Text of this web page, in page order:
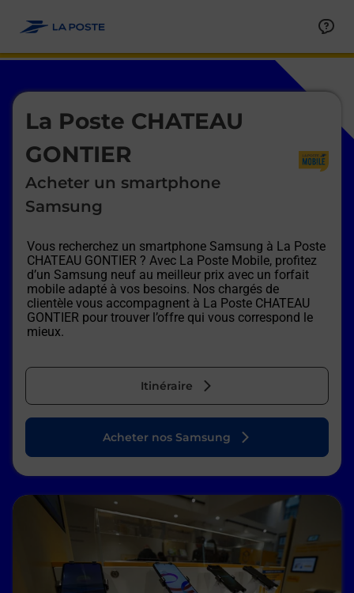
La Poste CHATEAU
GONTIER
Acheter un smartphone
Samsung
Vous recherchez un smartphone Samsung à La Poste
CHATEAU GONTIER ? Avec La Poste Mobile, profitez
d’un Samsung neuf au meilleur prix avec un forfait
mobile adapté à vos besoins. Nos chargés de
clientèle vous accompagnent à La Poste CHATEAU
GONTIER pour trouver l’offre qui vous correspond le
mieux.
Itinéraire
Le lien s'ouvre dans un nouvel onglet
Acheter nos Samsung